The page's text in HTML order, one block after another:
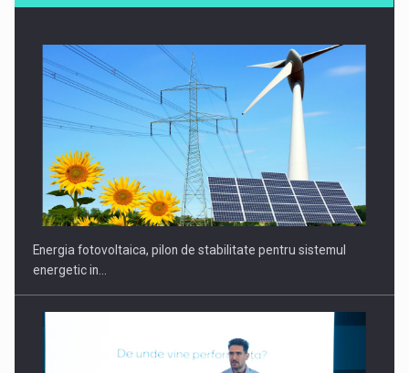
CEO Conference - Shaping The Future - Technology and…
Energia fotovoltaica, pilon de stabilitate pentru sistemul
energetic in…